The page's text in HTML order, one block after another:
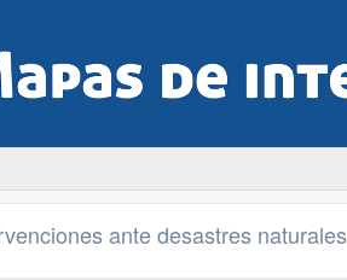
ante desastres naturales